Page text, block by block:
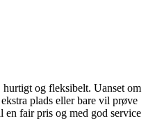
og fleksibelt. Uanset om
plads eller bare vil prøve
fair pris og med god service